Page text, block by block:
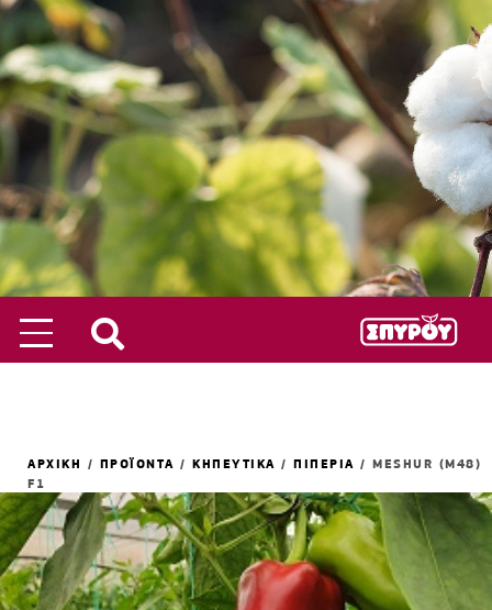
ΑΡΧΙΚΗ / ΠΡΟΪΟΝΤΑ / ΚΗΠΕΥΤΙΚΑ / ΠΙΠΕΡΙΑ / MESHUR (M48)
F1